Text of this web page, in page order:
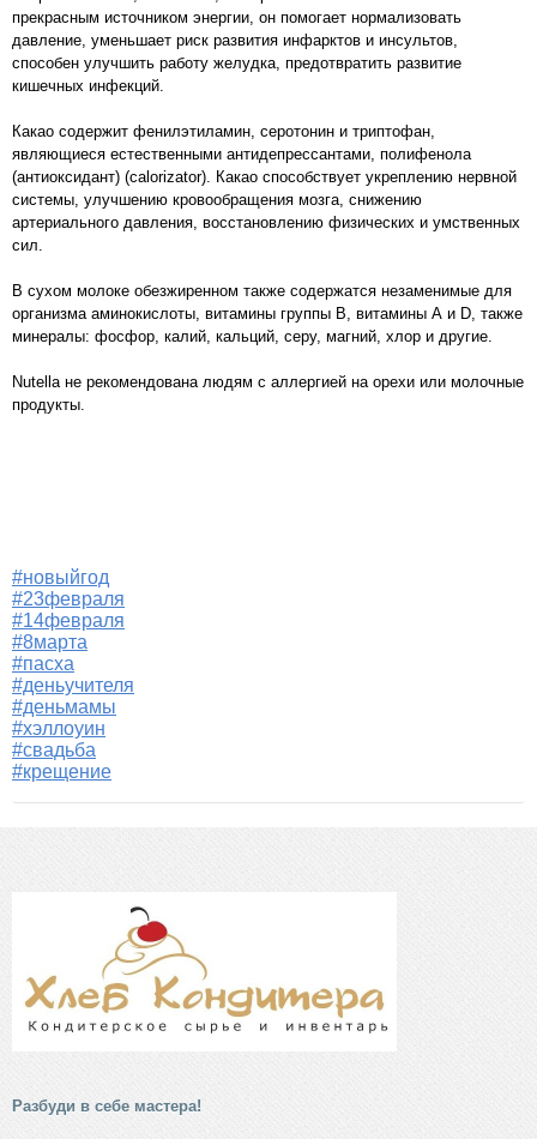
прекрасным источником энергии, он помогает нормализовать
давление, уменьшает риск развития инфарктов и инсультов,
способен улучшить работу желудка, предотвратить развитие
кишечных инфекций.
Какао содержит фенилэтиламин, серотонин и триптофан,
являющиеся естественными антидепрессантами, полифенола
(антиоксидант) (calorizator). Какао способствует укреплению нервной
системы, улучшению кровообращения мозга, снижению
артериального давления, восстановлению физических и умственных
сил.
В сухом молоке обезжиренном также содержатся незаменимые для
организма аминокислоты, витамины группы В, витамины А и D, также
минералы: фосфор, калий, кальций, серу, магний, хлор и другие.
Nutella не рекомендована людям с аллергией на орехи или молочные
продукты.
#новыйгод
#23февраля
#14февраля
#8марта
#пасха
#деньучителя
#деньмамы
#хэллоуин
#свадьба
#крещение
Разбуди в себе мастера!